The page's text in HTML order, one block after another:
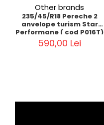
Other brands
235/45/R18 Pereche 2
anvelope turism Star
Performane ( cod P016T)
590,00 Lei